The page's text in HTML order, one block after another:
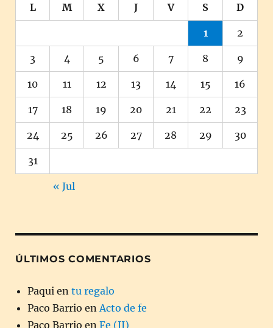
L M X J V S D
1 2
3 4 5 6 7 8 9
10 11 12 13 14 15 16
17 18 19 20 21 22 23
24 25 26 27 28 29 30
31
« Jul
ÚLTIMOS COMENTARIOS
Paqui en tu regalo
Paco Barrio en Acto de fe
Paco Barrio en Fe (II)